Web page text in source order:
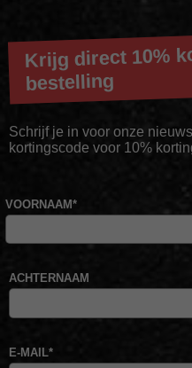
Krijg direct 10%
bestelling
Schrijf je in voor onze
kortingscode voor 10%
VOORNAAM*
ACHTERNAAM
E-MAIL*